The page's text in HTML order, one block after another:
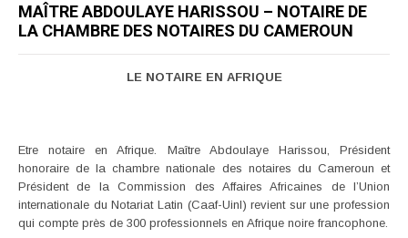
MAÎTRE ABDOULAYE HARISSOU – NOTAIRE DE
LA CHAMBRE DES NOTAIRES DU CAMEROUN
LE NOTAIRE EN AFRIQUE
Etre notaire en Afrique. Maître Abdoulaye Harissou, Président
honoraire de la chambre nationale des notaires du Cameroun et
Président de la Commission des Affaires Africaines de l’Union
internationale du Notariat Latin (Caaf-Uinl) revient sur une profession
qui compte près de 300 professionnels en Afrique noire francophone.